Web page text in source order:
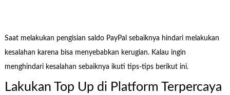
Saat melakukan pengisian saldo PayPal sebaiknya hindari melakukan
kesalahan karena bisa menyebabkan kerugian. Kalau ingin
menghindari kesalahan sebaiknya ikuti tips-tips berikut ini.
Lakukan Top Up di Platform Terpercaya